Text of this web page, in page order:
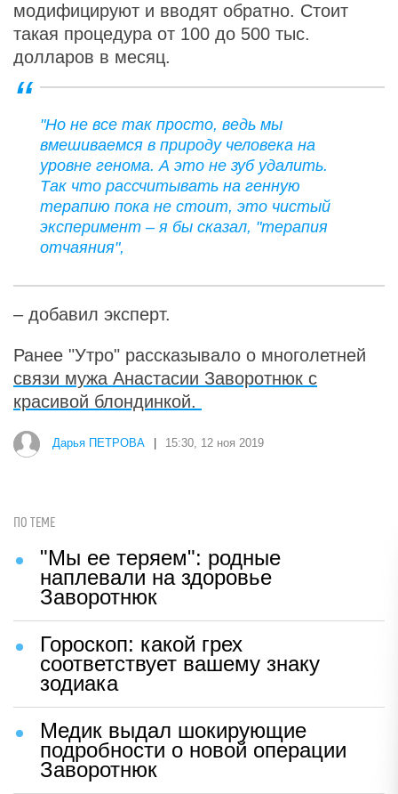
модифицируют и вводят обратно. Стоит
такая процедура от 100 до 500 тыс.
долларов в месяц.
"Но не все так просто, ведь мы
вмешиваемся в природу человека на
уровне генома. А это не зуб удалить.
Так что рассчитывать на генную
терапию пока не стоит, это чистый
эксперимент – я бы сказал, "терапия
отчаяния",
– добавил эксперт.
Ранее "Утро" рассказывало о многолетней
связи мужа Анастасии Заворотнюк с
красивой блондинкой.
Дарья ПЕТРОВА 15:30, 12 ноя 2019
ПО ТЕМЕ
"Мы ее теряем": родные
наплевали на здоровье
Заворотнюк
Гороскоп: какой грех
соответствует вашему знаку
зодиака
Медик выдал шокирующие
подробности о новой операции
Заворотнюк